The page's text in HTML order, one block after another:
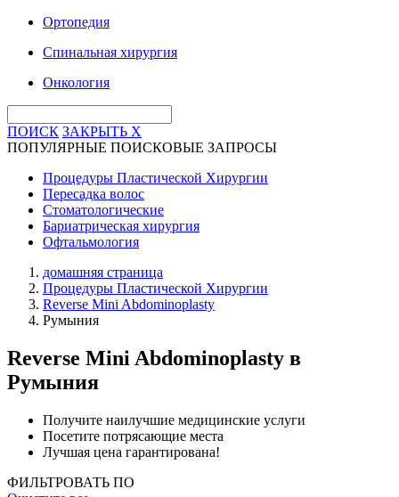
Ортопедия
Спинальная хирургия
Онкология
ПОИСК ЗАКРЫТЬ X
ПОПУЛЯРНЫЕ ПОИСКОВЫЕ ЗАПРОСЫ
Процедуры Пластической Хирургии
Пересадка волос
Стоматологические
Бариатрическая хирургия
Офтальмология
домашняя страница
Процедуры Пластической Хирургии
Reverse Mini Abdominoplasty
Румыния
Reverse Mini Abdominoplasty в
Румыния
Получите наилучшие медицинские услуги
Посетите потрясающие места
Лучшая цена гарантирована!
ФИЛЬТРОВАТЬ ПО